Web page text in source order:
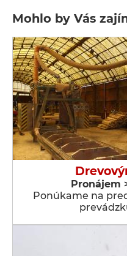
Mohlo by Vás
Pronájem
Ponúkame na